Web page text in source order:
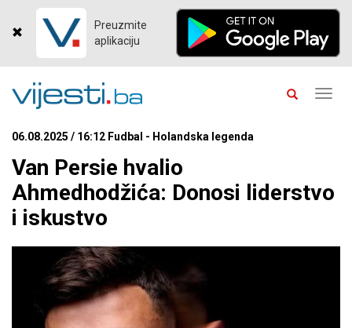
Preuzmite
aplikaciju
06.08.2025 / 16:12 Fudbal - Holandska legenda
Van Persie hvalio
Ahmedhodžića: Donosi liderstvo
i iskustvo